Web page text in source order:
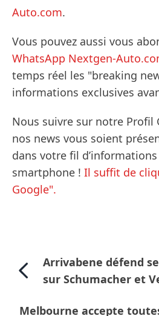
Auto.com.
Vous pouvez aussi vous
WhatsApp Nextgen-
temps réel les "breaking
informations exclusives
Nous suivre sur notre Profil
nos news vous soient
dans votre fil
smartphone ! Il suffit de
Google".
Arrivabene défend
sur Schumacher et
Melbourne accepte